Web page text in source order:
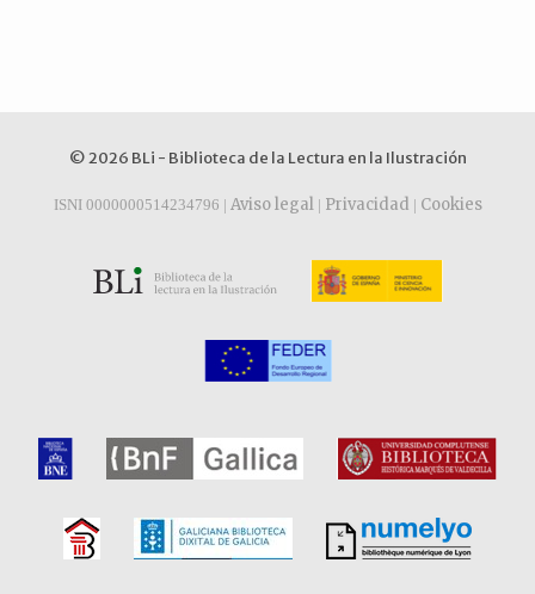
© 2026 BLi - Biblioteca de la Lectura en la Ilustración
ISNI 0000000514234796 | Aviso legal | Privacidad | Cookies